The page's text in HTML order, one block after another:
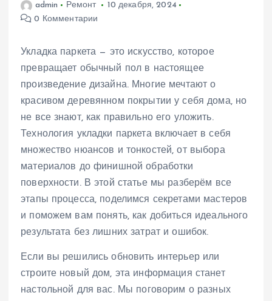
admin Ремонт
10 декабря, 2024
0 Комментарии
Укладка паркета — это искусство, которое
превращает обычный пол в настоящее
произведение дизайна. Многие мечтают о
красивом деревянном покрытии у себя дома, но
не все знают, как правильно его уложить.
Технология укладки паркета включает в себя
множество нюансов и тонкостей, от выбора
материалов до финишной обработки
поверхности. В этой статье мы разберём все
этапы процесса, поделимся секретами мастеров
и поможем вам понять, как добиться идеального
результата без лишних затрат и ошибок.
Если вы решились обновить интерьер или
строите новый дом, эта информация станет
настольной для вас. Мы поговорим о разных